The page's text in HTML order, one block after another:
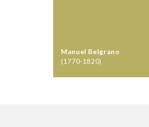
Manuel Belgrano
(1770-1820)